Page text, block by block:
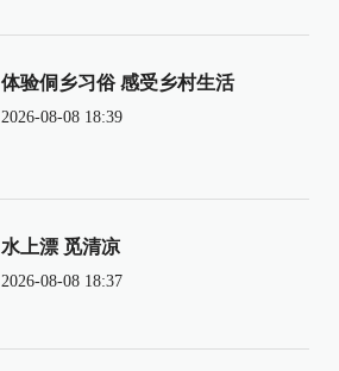
体验侗乡习俗 感受乡村生活
2026-08-08 18:39
水上漂 觅清凉
2026-08-08 18:37